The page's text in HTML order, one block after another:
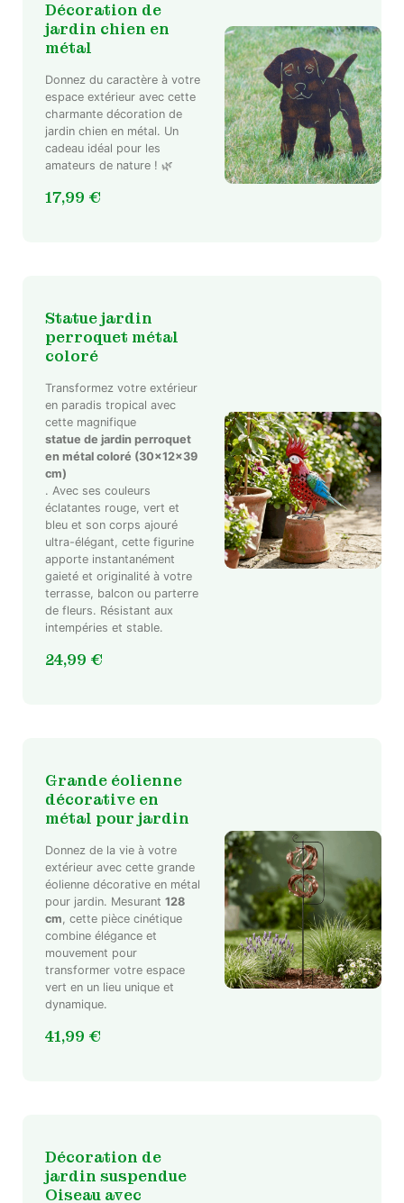
Décoration de
jardin chien en
métal
Donnez du caractère à votre
espace extérieur avec cette
charmante décoration de
jardin chien en métal. Un
cadeau idéal pour les
amateurs de nature ! 🌿
17,99 €
Statue jardin
perroquet métal
coloré
Transformez votre extérieur
en paradis tropical avec
cette magnifique
statue de jardin perroquet
en métal coloré (30x12x39
cm)
. Avec ses couleurs
éclatantes rouge, vert et
bleu et son corps ajouré
ultra-élégant, cette figurine
apporte instantanément
gaieté et originalité à votre
terrasse, balcon ou parterre
de fleurs. Résistant aux
intempéries et stable.
24,99 €
Grande éolienne
décorative en
métal pour jardin
Donnez de la vie à votre
extérieur avec cette grande
éolienne décorative en métal
pour jardin. Mesurant 128
cm, cette pièce cinétique
combine élégance et
mouvement pour
transformer votre espace
vert en un lieu unique et
dynamique.
41,99 €
Décoration de
jardin suspendue
Oiseau avec